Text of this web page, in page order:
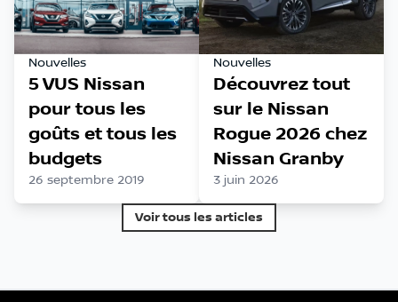
Nouvelles
5 VUS Nissan
pour tous les
goûts et tous les
budgets
26 septembre 2019
Nouvelles
Découvrez tout
sur le Nissan
Rogue 2026 chez
Nissan Granby
3 juin 2026
Voir tous les articles